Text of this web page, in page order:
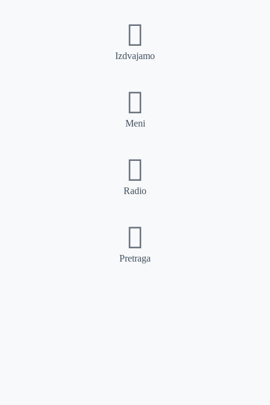
Izdvajamo
Meni
Radio
Pretraga